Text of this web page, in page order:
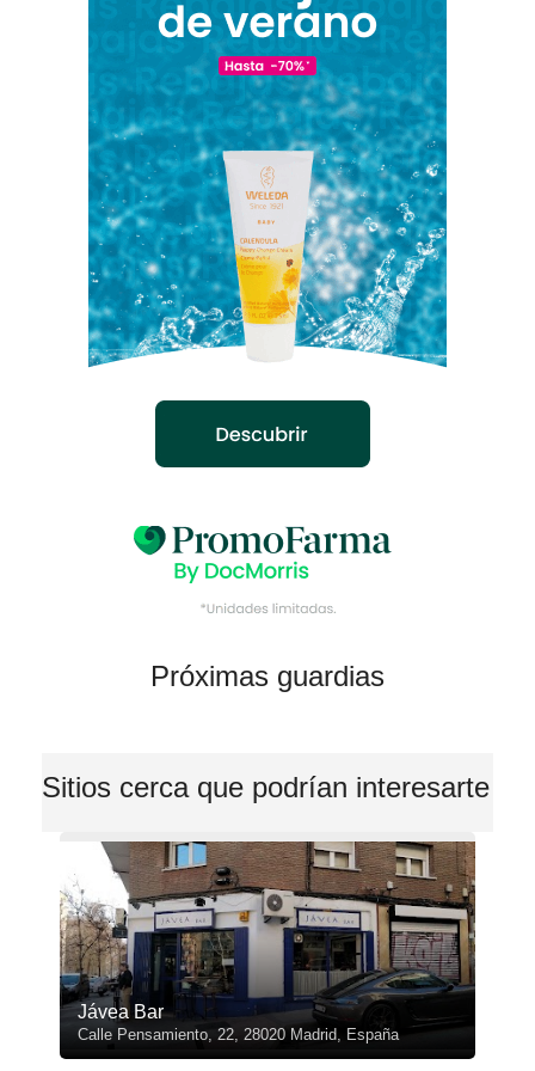
Próximas guardias
Sitios cerca que podrían interesarte
Jávea Bar
Calle Pensamiento, 22, 28020 Madrid, España